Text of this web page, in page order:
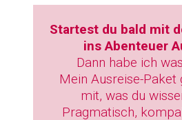
Startest du bald mit
ins Abenteuer
Dann habe ich
Mein Ausreise-Paket
mit, was du
Pragmatisch,